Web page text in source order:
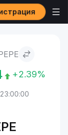
+2.39%